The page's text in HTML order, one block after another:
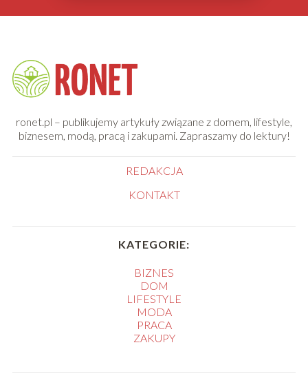
ronet.pl – publikujemy artykuły związane z domem, lifestyle,
biznesem, modą, pracą i zakupami. Zapraszamy do lektury!
REDAKCJA
KONTAKT
KATEGORIE:
BIZNES
DOM
LIFESTYLE
MODA
PRACA
ZAKUPY